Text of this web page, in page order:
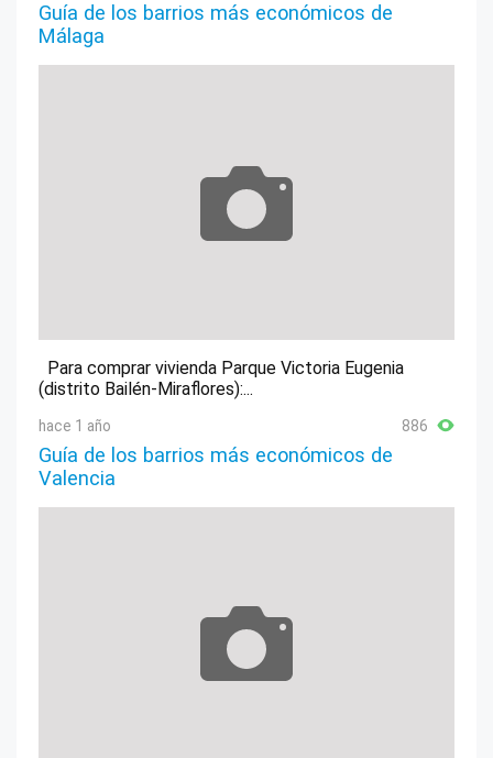
Guía de los barrios más económicos de
Málaga
Para comprar vivienda Parque Victoria Eugenia
(distrito Bailén-Miraflores):...
hace 1 año 886
Guía de los barrios más económicos de
Valencia